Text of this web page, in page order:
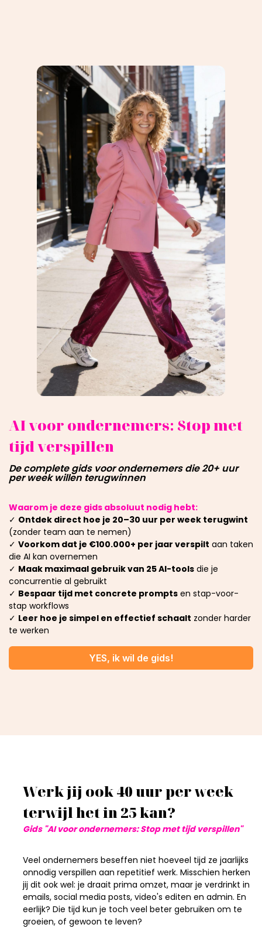
AI voor ondernemers: Stop met
tijd verspillen
De complete gids voor ondernemers die 20+ uur
per week willen terugwinnen
Waarom je deze gids absoluut nodig hebt:
✓ Ontdek direct hoe je 20–30 uur per week terugwint
(zonder team aan te nemen)
✓ Voorkom dat je €100.000+ per jaar verspilt aan taken
die AI kan overnemen
✓ Maak maximaal gebruik van 25 AI-tools die je
concurrentie al gebruikt
✓ Bespaar tijd met concrete prompts en stap-voor-
stap workflows
✓ Leer hoe je simpel en effectief schaalt zonder harder
te werken
YES, ik wil de gids!
Werk jij ook 40 uur per week
terwijl het in 25 kan?
Gids "AI voor ondernemers: Stop met tijd verspillen"
Veel ondernemers beseffen niet hoeveel tijd ze jaarlijks
onnodig verspillen aan repetitief werk. Misschien herken
jij dit ook wel: je draait prima omzet, maar je verdrinkt in
emails, social media posts, video's editen en admin. En
eerlijk? Die tijd kun je toch veel beter gebruiken om te
groeien, of gewoon te leven?